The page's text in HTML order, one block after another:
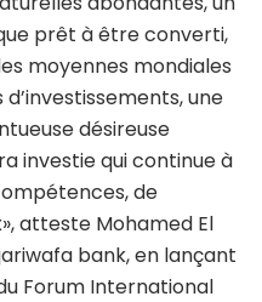
prêt à être converti,
moyennes mondiales
une
désireuse
investie qui continue à
de
atteste Mohamed El
bank, en lançant
Forum International